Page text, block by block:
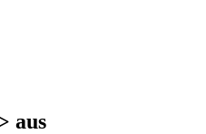
aus